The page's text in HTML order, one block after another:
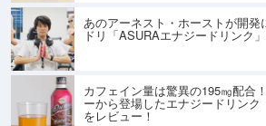
あのアーネスト・ホーストが開発
ドリ「ASURAエナジードリンク
カフェイン量は驚異の195㎎配合
ーから登場したエナジードリンク
をレビュー！